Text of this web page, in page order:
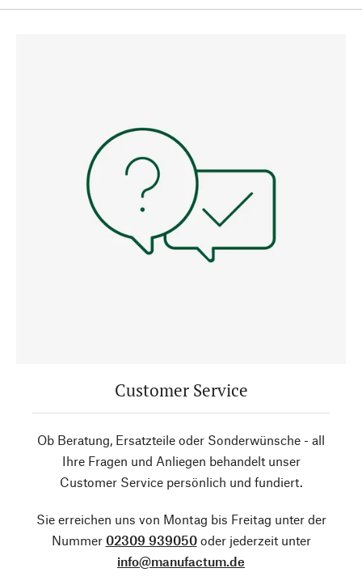
Customer Service
Ob Beratung, Ersatzteile oder Sonderwünsche - all
Ihre Fragen und Anliegen behandelt unser
Customer Service persönlich und fundiert.
Sie erreichen uns von Montag bis Freitag unter der
Nummer 02309 939050oder jederzeit unter
info@manufactum.de